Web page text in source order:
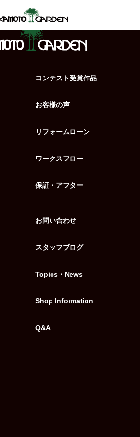
コンテスト受賞作品
お客様の声
リフォームローン
ワークスフロー
保証・アフター
お問い合わせ
スタッフブログ
Topics・News
Shop Information
Q&A